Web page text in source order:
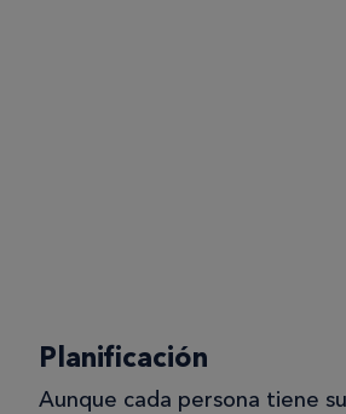
Planificación
Aunque cada persona tiene